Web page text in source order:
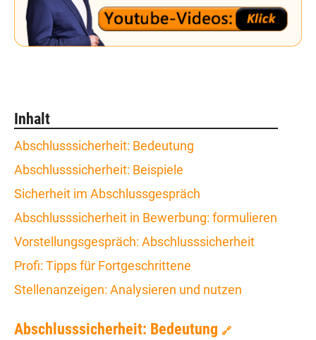
Inhalt
Abschlusssicherheit: Bedeutung
Abschlusssicherheit: Beispiele
Sicherheit im Abschlussgespräch
Abschlusssicherheit in Bewerbung: formulieren
Vorstellungsgespräch: Abschlusssicherheit
Profi: Tipps für Fortgeschrittene
Stellenanzeigen: Analysieren und nutzen
Abschlusssicherheit: Bedeutung 🔗